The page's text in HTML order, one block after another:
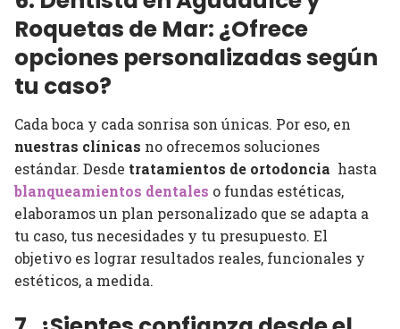
Roquetas de Mar: ¿Ofrece
opciones personalizadas según
tu caso?
Cada boca y cada sonrisa son únicas. Por eso, en
nuestras clínicas no ofrecemos soluciones
estándar. Desde tratamientos de ortodoncia hasta
blanqueamientos dentales o fundas estéticas,
elaboramos un plan personalizado que se adapta a
tu caso, tus necesidades y tu presupuesto. El
objetivo es lograr resultados reales, funcionales y
estéticos, a medida.